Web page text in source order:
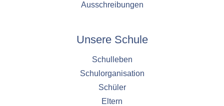
Ausschreibungen
Unsere Schule
Schulleben
Schulorganisation
Schüler
Eltern